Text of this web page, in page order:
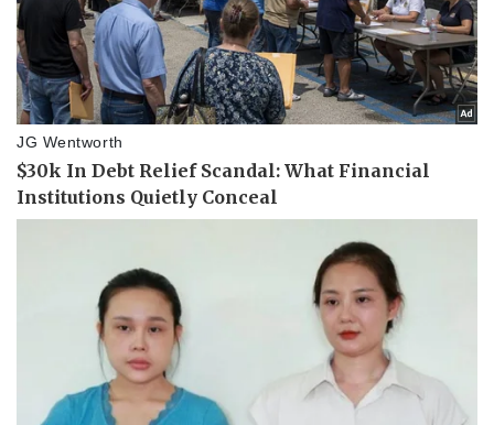
Lịch thi đấu bóng đá
Thế giới thể thao
Hậu trường
Ô tô - Xe máy
Xe máy